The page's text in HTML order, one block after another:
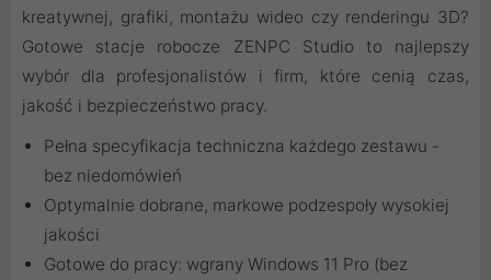
kreatywnej, grafiki, montażu wideo czy renderingu 3D?
Gotowe stacje robocze ZENPC Studio to najlepszy
wybór dla profesjonalistów i firm, które cenią czas,
jakość i bezpieczeństwo pracy.
Pełna specyfikacja techniczna każdego zestawu -
bez niedomówień
Optymalnie dobrane, markowe podzespoły wysokiej
jakości
Gotowe do pracy: wgrany Windows 11 Pro (bez